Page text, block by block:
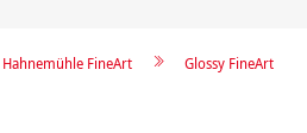
Glossy FineArt
Hahnemühle FineArt